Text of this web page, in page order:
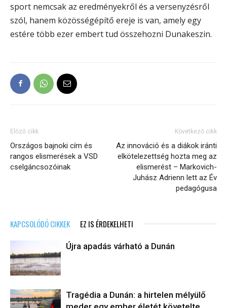
sport nemcsak az eredményekről és a versenyzésről
szól, hanem közösségépítő ereje is van, amely egy
estére több ezer embert tud összehozni Dunakeszin.
Előző cikk
Országos bajnoki cím és
rangos elismerések a VSD
cselgáncsozóinak
Következő cikk
Az innováció és a diákok iránti
elkötelezettség hozta meg az
elismerést – Markovich-
Juhász Adrienn lett az Év
pedagógusa
KAPCSOLÓDÓ CIKKEK EZ IS ÉRDEKELHETI
Újra apadás várható a Dunán
Tragédia a Dunán: a hirtelen mélyülő